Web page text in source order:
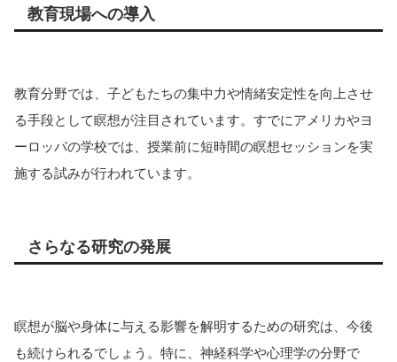
教育現場への導入
教育分野では、子どもたちの集中力や情緒安定性を向上させ
る手段として瞑想が注目されています。すでにアメリカやヨ
ーロッパの学校では、授業前に短時間の瞑想セッションを実
施する試みが行われています。
さらなる研究の発展
瞑想が脳や身体に与える影響を解明するための研究は、今後
も続けられるでしょう。特に、神経科学や心理学の分野で